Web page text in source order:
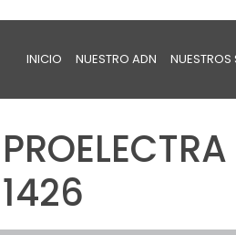
INICIO NUESTRO ADN NUESTROS
1426